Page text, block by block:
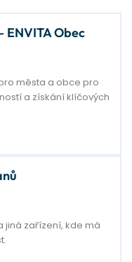
ENVITA Obec
města a obce pro
a získání klíčových
jiná zařízení, kde má